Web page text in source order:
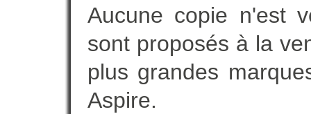
Aucune copie n'est
sont proposés à la
plus grandes
Aspire.